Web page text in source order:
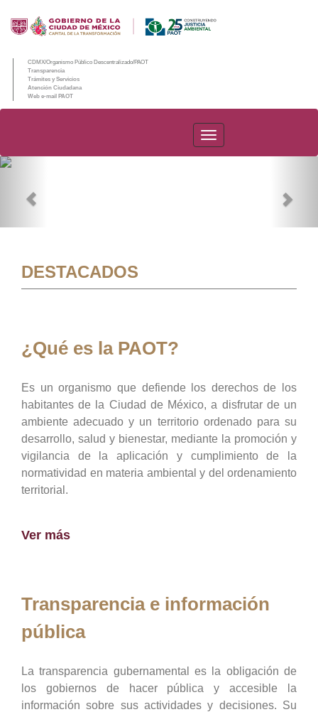
CDMX/Organismo Público Descentralizado/PAOT
Transparencia
Trámites y Servicios
Atención Ciudadana
Web e-mail PAOT
PAOT
DESTACADOS
¿Qué es la PAOT?
Es un organismo que defiende los derechos de los
habitantes de la Ciudad de México, a disfrutar de un
ambiente adecuado y un territorio ordenado para su
desarrollo, salud y bienestar, mediante la promoción y
vigilancia de la aplicación y cumplimiento de la
normatividad en materia ambiental y del ordenamiento
territorial.
Ver más
Transparencia e información
pública
La transparencia gubernamental es la obligación de
los gobiernos de hacer pública y accesible la
información sobre sus actividades y decisiones. Su